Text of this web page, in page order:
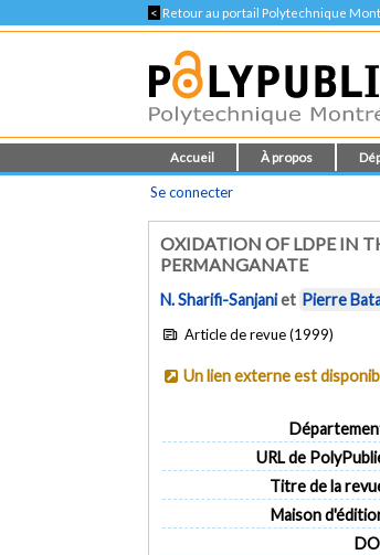
< Retour au portail Polytechnique
Accueil À propos
Se connecter
OXIDATION OF LDPE IN
PERMANGANATE
N. Sharifi-Sanjaniet Pierre
Article de revue (1999)
Un lien externe est
URL de
Titre de la
Maison